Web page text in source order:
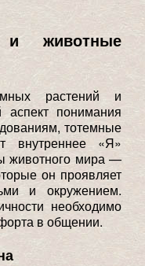
и животные
растений и
понимания
тотемные
внутреннее «Я»
животного мира —
он проявляет
и окружением.
необходимо
в общении.